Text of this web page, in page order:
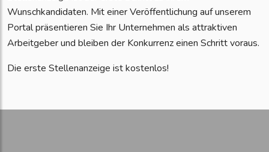
Wunschkandidaten. Mit einer Veröffentlichung auf unserem
Portal präsentieren Sie Ihr Unternehmen als attraktiven
Arbeitgeber und bleiben der Konkurrenz einen Schritt voraus.
Die erste Stellenanzeige ist kostenlos!